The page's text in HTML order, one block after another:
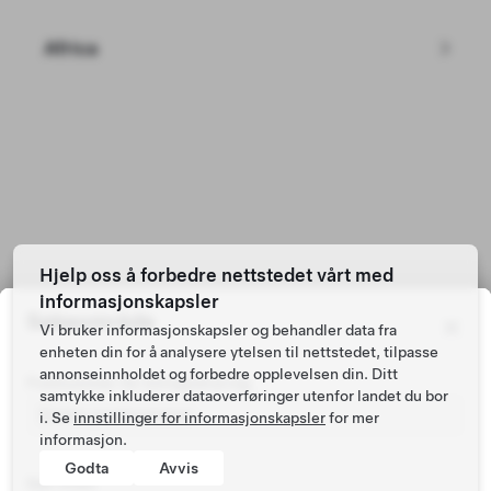
Africa
Long Range Firehjulsdrift
NOK 313,100
489 km rekkevidde (estimert)
Lakk19" Hjul Interiør5 Seter Tilhengerfeste
Søkeområde
Postnummer for bilregistrering
Hjelp oss å forbedre nettstedet vårt med
informasjonskapsler
Vi bruker informasjonskapsler og behandler data fra
enheten din for å analysere ytelsen til nettstedet, tilpasse
annonseinnholdet og forbedre opplevelsen din. Ditt
samtykke inkluderer dataoverføringer utenfor landet du bor
i. Se innstillinger for informasjonskapslerfor mer
informasjon.
Godta
Avvis